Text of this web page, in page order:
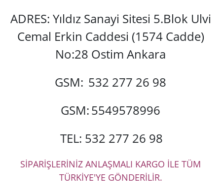
ADRES: Yıldız Sanayi Sitesi 5.Blok Ulvi
Cemal Erkin Caddesi (1574 Cadde)
No:28 Ostim Ankara
GSM: 532 277 26 98
GSM:5549578996
TEL: 532 277 26 98
SİPARİŞLERİNİZ ANLAŞMALI KARGO İLE TÜM
TÜRKİYE'YE GÖNDERİLİR.